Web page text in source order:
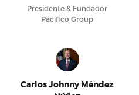
Presidente & Fundador
Pacifico Group
Carlos Johnny Méndez